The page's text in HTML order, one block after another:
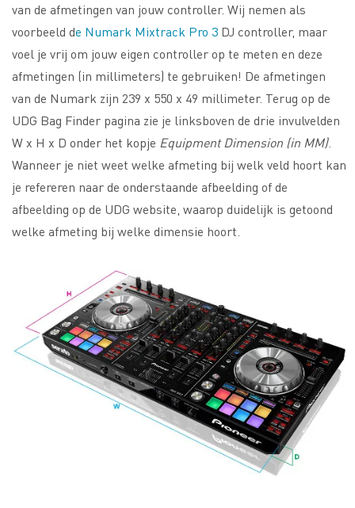
van de afmetingen van jouw controller. Wij nemen als
voorbeeld de Numark Mixtrack Pro 3 DJ controller, maar
voel je vrij om jouw eigen controller op te meten en deze
afmetingen (in millimeters) te gebruiken! De afmetingen
van de Numark zijn 239 x 550 x 49 millimeter. Terug op de
UDG Bag Finder pagina zie je linksboven de drie invulvelden
W x H x D onder het kopje Equipment Dimension (in MM).
Wanneer je niet weet welke afmeting bij welk veld hoort kan
je refereren naar de onderstaande afbeelding of de
afbeelding op de UDG website, waarop duidelijk is getoond
welke afmeting bij welke dimensie hoort.